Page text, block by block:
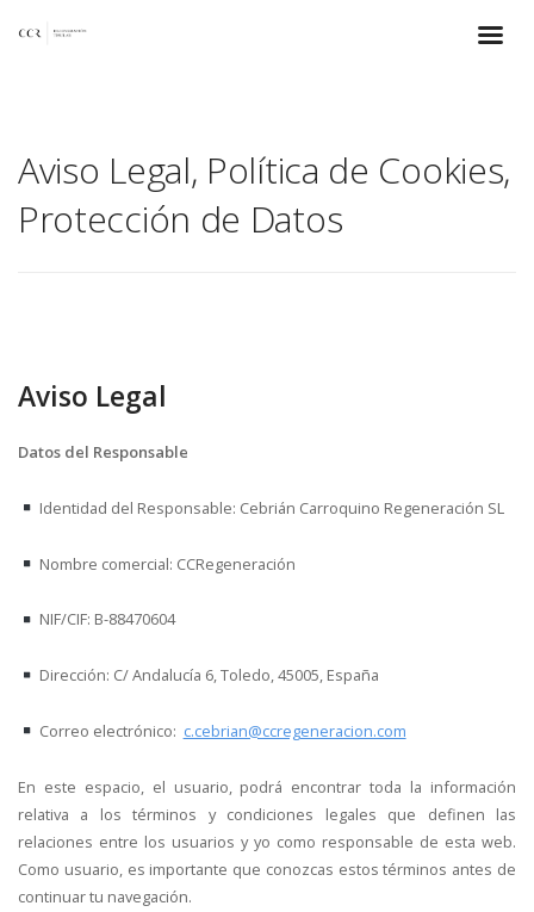
Aviso Legal, Política de Cookies,
Protección de Datos
Aviso Legal
Datos del Responsable
Identidad del Responsable: Cebrián Carroquino Regeneración SL
Nombre comercial: CCRegeneración
NIF/CIF: B-88470604
Dirección: C/ Andalucía 6, Toledo, 45005, España
Correo electrónico: c.cebrian@ccregeneracion.com
En este espacio, el usuario, podrá encontrar toda la información
relativa a los términos y condiciones legales que definen las
relaciones entre los usuarios y yo como responsable de esta web.
Como usuario, es importante que conozcas estos términos antes de
continuar tu navegación.